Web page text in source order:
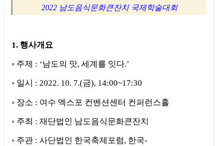
2022 남도음식문화큰잔치 국제학술대회
1. 행사개요
◦ 주제 : ‘남도의 맛, 세계를 잇다.’
◦ 일시 : 2022. 10. 7.(금), 14:00~17:30
◦ 장소 : 여수 엑스포 컨벤션센터 컨퍼런스홀
◦ 주최 : 재단법인 남도음식문화큰잔치
◦ 주관 : 사단법인 한국축제포럼, 한국-